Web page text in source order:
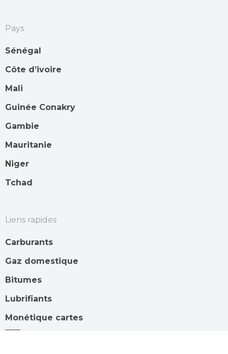
Pays
Sénégal
Côte d’ivoire
Mali
Guinée Conakry
Gambie
Mauritanie
Niger
Tchad
Liens rapides
Carburants
Gaz domestique
Bitumes
Lubrifiants
Monétique cartes